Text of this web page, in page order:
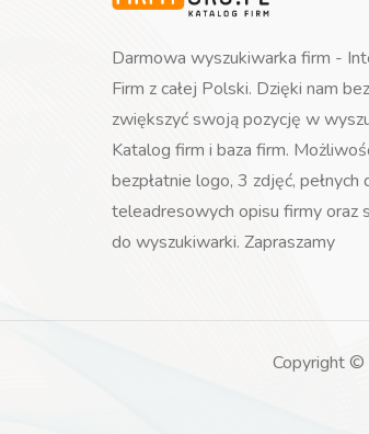
Darmowa wyszukiwarka firm -
Firm z całej Polski. Dzięki nam
zwiększyć swoją pozycję w
Katalog firm i baza firm.
bezpłatnie logo, 3 zdjęć, pełnych
teleadresowych opisu firmy oraz
do wyszukiwarki. Zapraszamy
Copyright